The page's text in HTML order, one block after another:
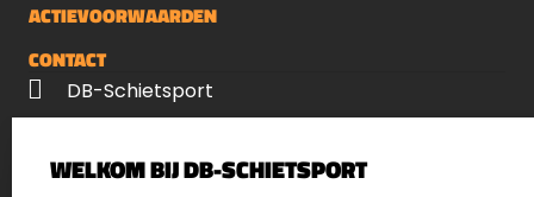
ACTIEVOORWAARDEN
CONTACT
DB-Schietsport
5411 LX Zeeland
WELKOM BIJ DB-SCHIETSPORT